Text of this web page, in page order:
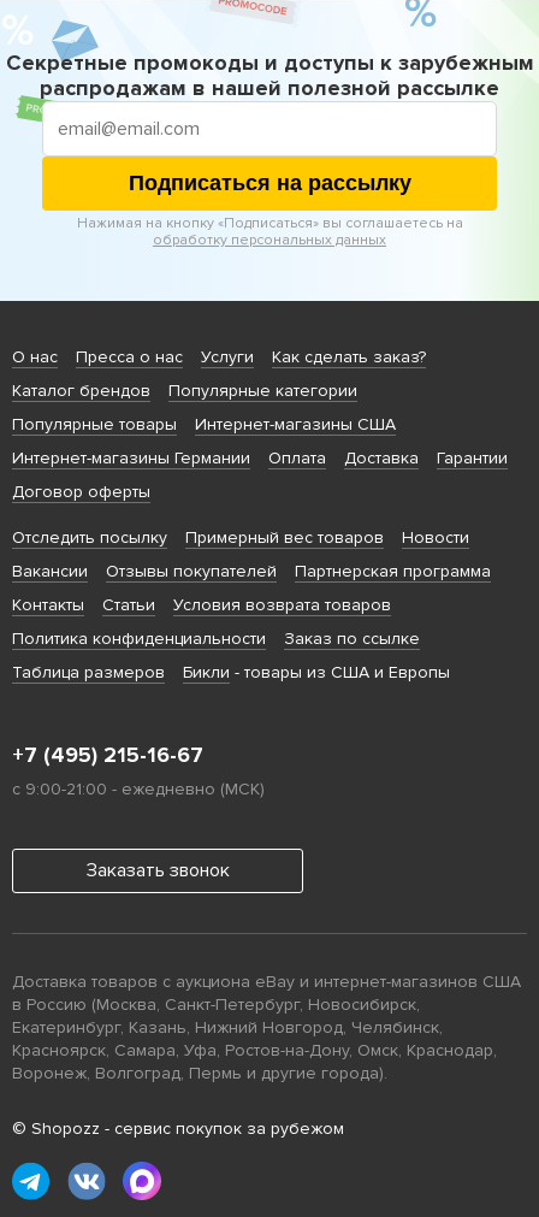
Секретные промокоды и доступы к зарубежным
распродажам в нашей полезной рассылке
Подписаться на рассылку
Нажимая на кнопку «Подписаться» вы соглашаетесь на
обработку персональных данных
О нас Пресса о нас Услуги
Как сделать заказ?
Каталог брендов
Популярные категории
Популярные товары
Интернет-магазины США
Интернет-магазины Германии
Оплата Доставка
Гарантии
Договор оферты
Отследить посылку Примерный вес товаров
Новости
Вакансии
Отзывы покупателей
Партнерская программа
Контакты
Статьи
Условия возврата товаров
Политика конфиденциальности
Заказ по ссылке
Таблица размеров
Бикли - товары из США и Европы
+7 (495) 215-16-67
с 9:00-21:00 - ежедневно (МСК)
Заказать звонок
Доставка товаров с аукциона eBay и интернет-магазинов США
в Россию (Москва, Санкт-Петербург, Новосибирск,
Екатеринбург, Казань, Нижний Новгород, Челябинск,
Красноярск, Самара, Уфа, Ростов-на-Дону, Омск, Краснодар,
Воронеж, Волгоград, Пермь и другие города).
© Shopozz - сервис покупок за рубежом